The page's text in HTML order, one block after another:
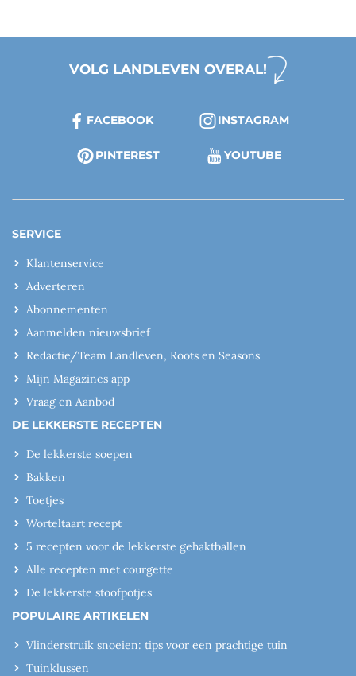
VOLG LANDLEVEN OVERAL!
FACEBOOK INSTAGRAM
PINTEREST YOUTUBE
SERVICE
Klantenservice
Adverteren
Abonnementen
Aanmelden nieuwsbrief
Redactie/Team Landleven, Roots en Seasons
Mijn Magazines app
Vraag en Aanbod
DE LEKKERSTE RECEPTEN
De lekkerste soepen
Bakken
Toetjes
Worteltaart recept
5 recepten voor de lekkerste gehaktballen
Alle recepten met courgette
De lekkerste stoofpotjes
POPULAIRE ARTIKELEN
Vlinderstruik snoeien: tips voor een prachtige tuin
Tuinklussen